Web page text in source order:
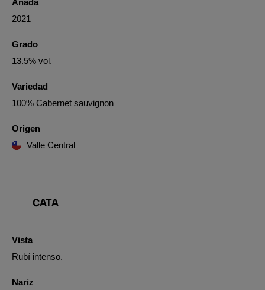
Añada
2021
Grado
13.5% vol.
Variedad
100% Cabernet sauvignon
Origen
Valle Central
CATA
Vista
Rubí intenso.
Nariz